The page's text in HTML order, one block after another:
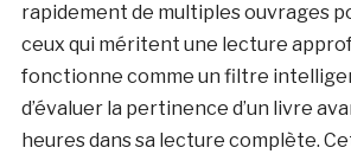
rapidement de multiples ouvrages
ceux qui méritent une lecture
fonctionne comme un filtre
d’évaluer la pertinence d’un livre
heures dans sa lecture complète.